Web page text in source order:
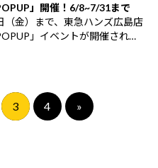
」開催！6/8~7/31まで
金）まで、東急ハンズ広島店
」イベントが開催されま
す。
をご確認ください。
3 4 »